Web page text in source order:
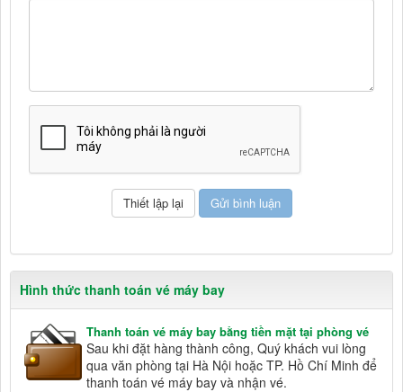
Hình thức thanh toán vé máy bay
Thanh toán vé máy bay bằng tiền mặt tại phòng vé
Sau khi đặt hàng thành công, Quý khách vui lòng
qua văn phòng tại Hà Nội hoặc TP. Hồ Chí Minh để
thanh toán vé máy bay và nhận vé.